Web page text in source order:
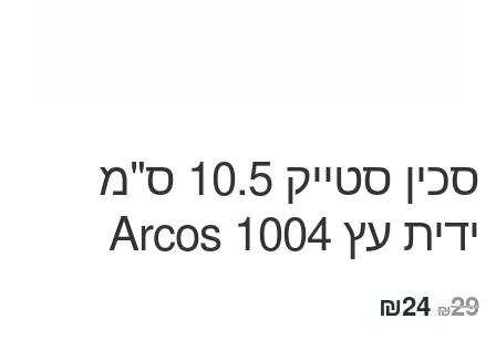
סכין סטייק 10.5 ס"מ
ידית עץ 1004 Arcos
₪29 המחיר
₪24